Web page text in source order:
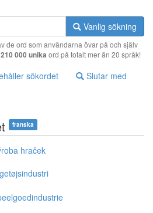
Vanlig sökning
de ord som användarna övar på och själv
210 000 unika ord på totalt mer än 20 språk!
sökordet Slutar med
franska
hraček